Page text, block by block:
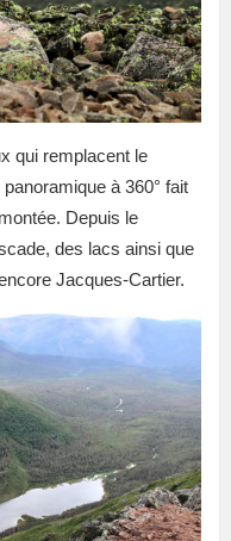
qui remplacent le
à 360° fait
Depuis le
des lacs ainsi que
Jacques-Cartier.